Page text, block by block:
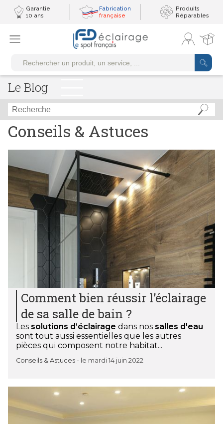
Garantie
10 ans
Fabrication
française
Produits
Réparables
Le Blog
Conseils & Astuces
Comment bien réussir l’éclairage
de sa salle de bain ?
Les solutions d’éclairage dans nos salles d'eau
sont tout aussi essentielles que les autres
pièces qui composent notre habitat...
Conseils & Astuces - le mardi 14 juin 2022